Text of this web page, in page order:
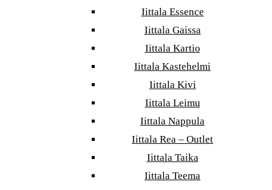
Iittala Essence
Iittala Gaissa
Iittala Kartio
Iittala Kastehelmi
Iittala Kivi
Iittala Leimu
Iittala Nappula
Iittala Rea – Outlet
Iittala Taika
Iittala Teema